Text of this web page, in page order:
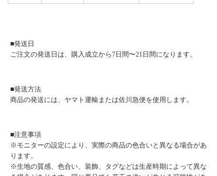
■発送日
ご注文の発送日は、購入成立から7日間〜21日間になります。
■発送方法
商品の発送には、ヤマト運輸または佐川急便を使用します。
■注意事項
※モニターの設定により、実際の商品の色合いと異なる場合があ
ります。
※生地の質感、色合い、装飾、タグなどは生産時期によって異な